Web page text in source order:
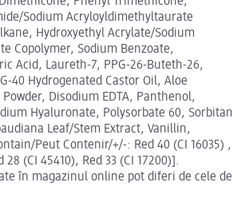
Sodium Acryloyldimethyltaurate
Hydroxyethyl Acrylate/Sodium
Copolymer, Sodium Benzoate,
Acid, Laureth-7, PPG-26-Buteth-26,
40 Hydrogenated Castor Oil, Aloe
Disodium EDTA, Panthenol,
Hyaluronate, Polysorbate 60, Sorbitan
Leaf/Stem Extract, Vanillin,
Peut Contenir/+/-: Red 40 (CI 16035) ,
28 (CI 45410), Red 33 (CI 17200)].
în magazinul online pot diferi de cele de